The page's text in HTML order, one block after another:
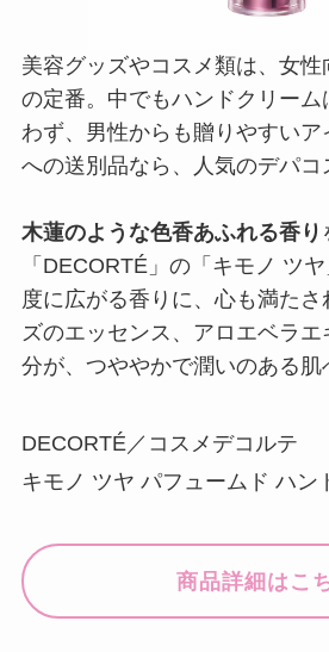
美容グッズやコスメ類は、女性
の定番。中でもハンドクリーム
わず、男性からも贈りやすいア
への送別品なら、人気のデパコ
木蓮のような色香あふれる香り
「DECORTÉ」の「キモノ ツ
度に広がる香りに、心も満た
ズのエッセンス、アロエベラ
分が、つややかで潤いのある肌
DECORTÉ／コスメデコルテ
キモノ ツヤ パフュームド ハン
商品詳細はこ